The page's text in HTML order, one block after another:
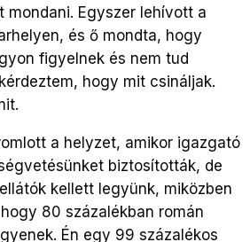
mondani. Egyszer lehívott a
és ő mondta, hogy
figyelnek és nem tud
hogy mit csináljak.
a helyzet, amikor igazgató
biztosították, de
kellett legyünk, miközben
80 százalékban román
Én egy 99 százalékos